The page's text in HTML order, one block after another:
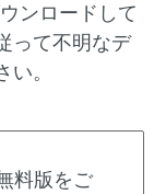
ンロードして
って不明なデ
。
料版をご